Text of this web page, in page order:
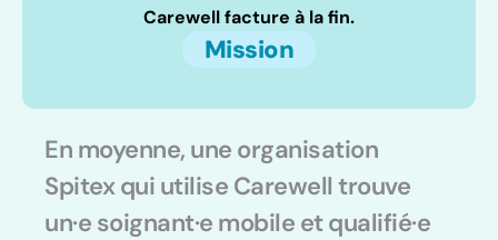
Carewell facture à la fin.
Mission
En moyenne, une organisation
Spitex qui utilise Carewell trouve
un·e soignant·e mobile et qualifié·e